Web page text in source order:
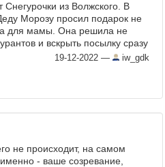
Снегурочки из Волжского. В
Морозу просил подарок не
для мамы. Она решила не
и вскрыть посылку сразу
а чего? Коли елка вон стоит
19-12-2022 — iw_gdk
не происходит, на самом
- ваше созревание,